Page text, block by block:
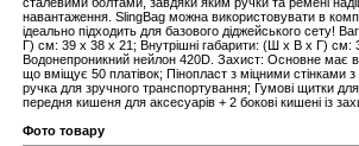
навантаження. SlingBag можна використовувати в
ідеально підходить для базового діджейського сету!
Г) см: 39 x 38 x 21; Внутрішні габарити: (Ш x В x Г) см:
Водонепроникний нейлон 420D. Захист: Основне має
що вміщує 50 платівок; Пінопласт з міцними стінками
ручка для зручного транспортування; Гумові щитки
передня кишеня для аксесуарів + 2 бокові кишені із
Фото товару